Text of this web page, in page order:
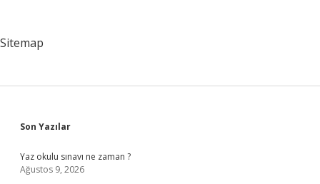
Sitemap
Sidebar
Son Yazılar
Yaz okulu sınavı ne zaman ?
Ağustos 9, 2026